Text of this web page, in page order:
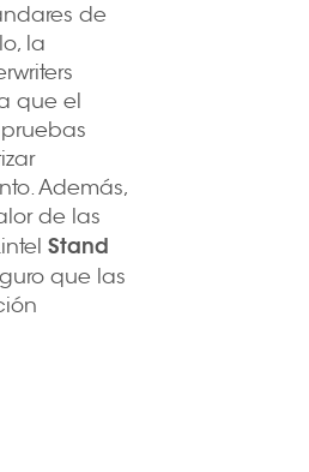
de
la
que el
Además,
de las
Stand
que las